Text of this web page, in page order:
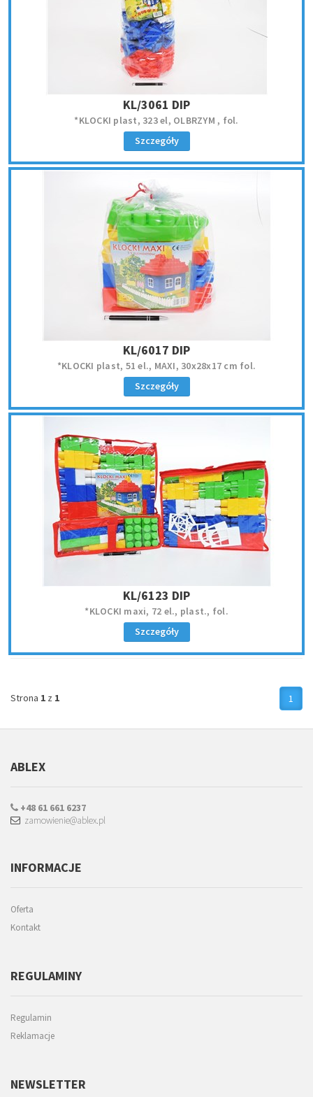
KL/3061 DIP
*KLOCKI plast, 323 el, OLBRZYM , fol.
Szczegóły
KL/6017 DIP
*KLOCKI plast, 51 el., MAXI, 30x28x17 cm fol.
Szczegóły
KL/6123 DIP
*KLOCKI maxi, 72 el., plast., fol.
Szczegóły
Strona 1 z 1 1
ABLEX
+48 61 661 6237
zamowienie@ablex.pl
INFORMACJE
Oferta
Kontakt
REGULAMINY
Regulamin
Reklamacje
NEWSLETTER